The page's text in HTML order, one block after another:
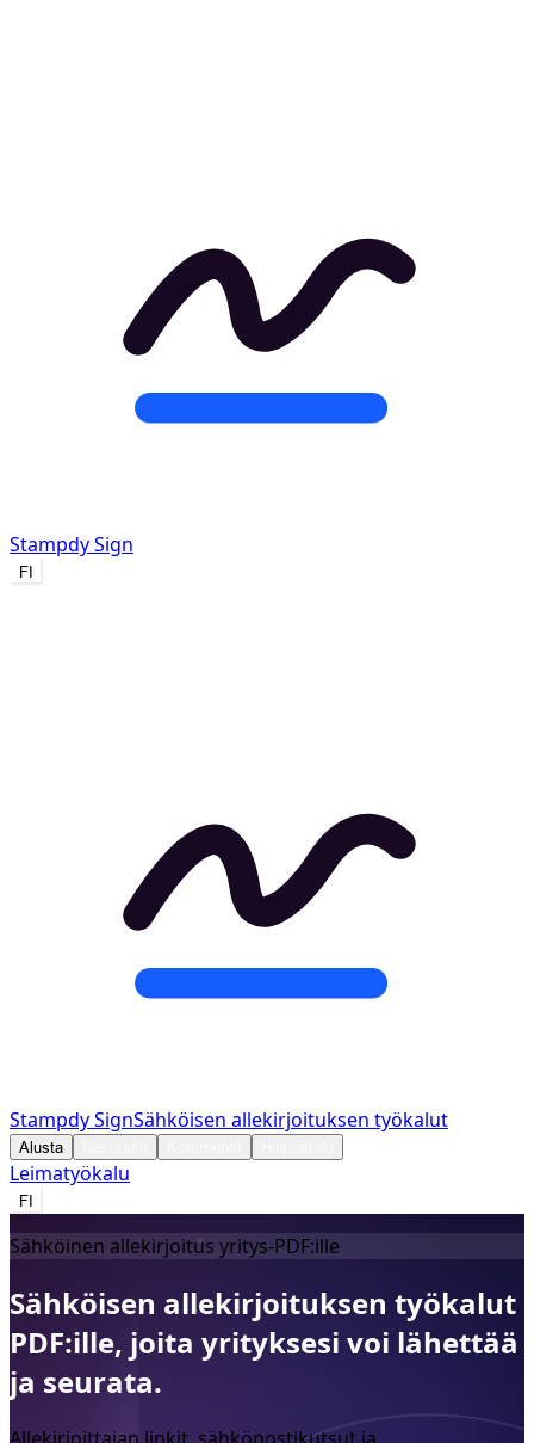
Stampdy Sign
FI
Stampdy SignSähköisen allekirjoituksen työkalut
Alusta
Leimatyökalu
FI
Sähköinen allekirjoitus yritys-PDF:ille
Sähköisen allekirjoituksen työkalut
PDF:ille, joita yrityksesi voi lähettää
ja seurata.